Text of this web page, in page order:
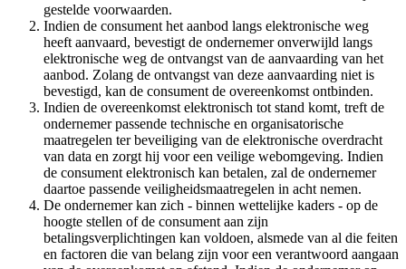
gestelde voorwaarden.
Indien de consument het aanbod langs elektronische weg
heeft aanvaard, bevestigt de ondernemer onverwijld langs
elektronische weg de ontvangst van de aanvaarding van het
aanbod. Zolang de ontvangst van deze aanvaarding niet is
bevestigd, kan de consument de overeenkomst ontbinden.
Indien de overeenkomst elektronisch tot stand komt, treft de
ondernemer passende technische en organisatorische
maatregelen ter beveiliging van de elektronische overdracht
van data en zorgt hij voor een veilige webomgeving. Indien
de consument elektronisch kan betalen, zal de ondernemer
daartoe passende veiligheidsmaatregelen in acht nemen.
De ondernemer kan zich - binnen wettelijke kaders - op de
hoogte stellen of de consument aan zijn
betalingsverplichtingen kan voldoen, alsmede van al die feiten
en factoren die van belang zijn voor een verantwoord aangaan